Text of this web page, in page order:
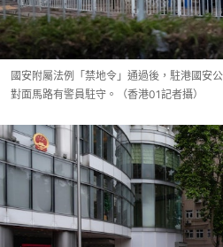
國安附屬法例「禁地令」通過後，駐港國安
對面馬路有警員駐守。（香港01記者攝）